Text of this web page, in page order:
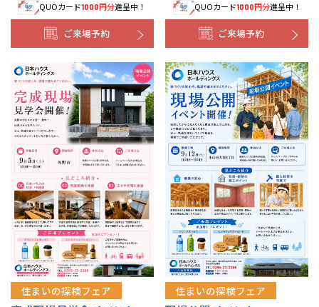
QUOカード1000円分進呈中！
ご来場予約
QUOカード1000円分進呈中！
ご来場予約
住まいの探検フェア 住まいの探検フェア